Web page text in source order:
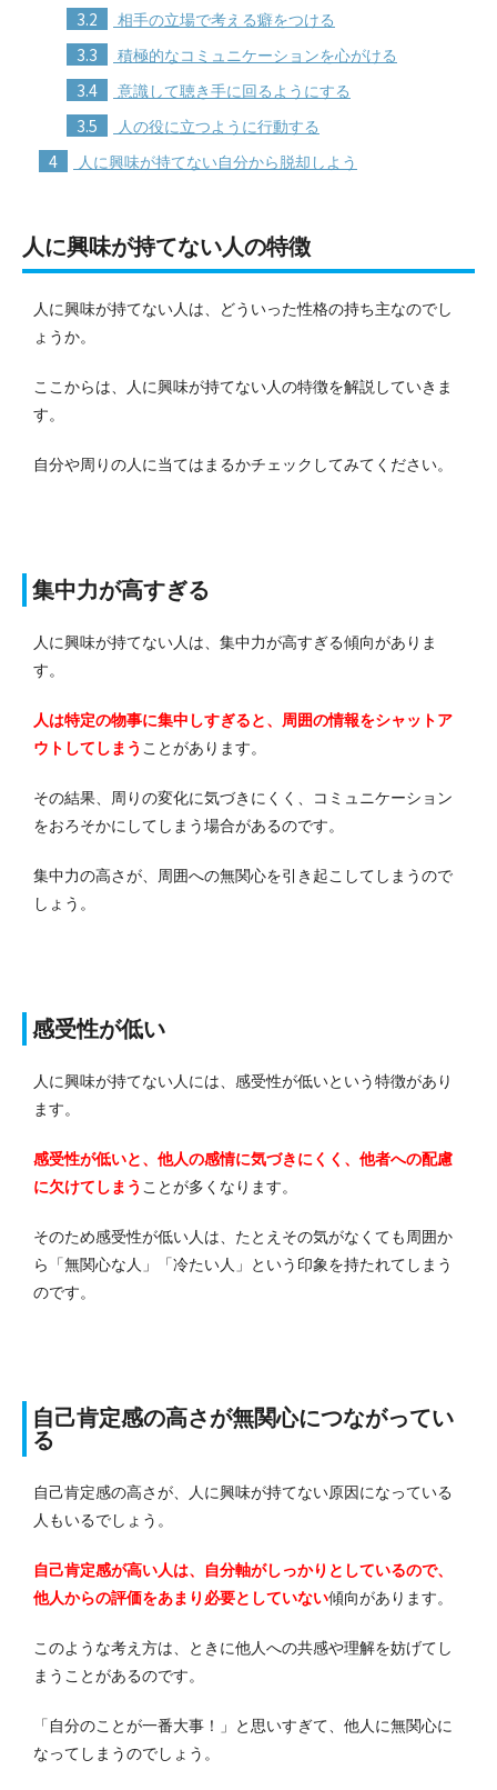
3.2 相手の立場で考える癖をつける
3.3 積極的なコミュニケーションを心がける
3.4 意識して聴き手に回るようにする
3.5 人の役に立つように行動する
4 人に興味が持てない自分から脱却しよう
人に興味が持てない人の特徴
人に興味が持てない人は、どういった性格の持ち主なのでし
ょうか。
ここからは、人に興味が持てない人の特徴を解説していきま
す。
自分や周りの人に当てはまるかチェックしてみてください。
集中力が高すぎる
人に興味が持てない人は、集中力が高すぎる傾向がありま
す。
人は特定の物事に集中しすぎると、周囲の情報をシャットア
ウトしてしまう ことがあります。
その結果、周りの変化に気づきにくく、コミュニケーション
をおろそかにしてしまう場合があるのです。
集中力の高さが、周囲への無関心を引き起こしてしまうので
しょう。
感受性が低い
人に興味が持てない人には、感受性が低いという特徴があり
ます。
感受性が低いと、他人の感情に気づきにくく、他者への配慮
に欠けてしまう ことが多くなります。
そのため感受性が低い人は、たとえその気がなくても周囲か
ら「無関心な人」「冷たい人」という印象を持たれてしまう
のです。
自己肯定感の高さが無関心につながってい
る
自己肯定感の高さが、人に興味が持てない原因になっている
人もいるでしょう。
自己肯定感が高い人は、自分軸がしっかりとしているので、
他人からの評価をあまり必要としていない傾向があります。
このような考え方は、ときに他人への共感や理解を妨げてし
まうことがあるのです。
「自分のことが一番大事！」と思いすぎて、他人に無関心に
なってしまうのでしょう。